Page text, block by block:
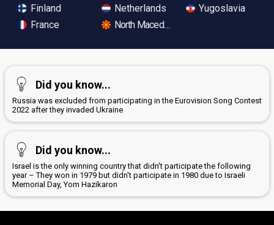
Finland
France
Netherlands
North Macedonia
Yugoslavia
Did you know...
Russia was excluded from participating in the Eurovision Song Contest
2022 after they invaded Ukraine
Did you know...
Israel is the only winning country that didn't participate the following
year – They won in 1979 but didn't participate in 1980 due to Israeli
Memorial Day, Yom Hazikaron